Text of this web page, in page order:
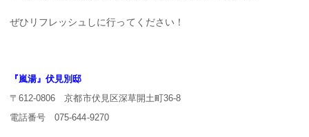
ぜひリフレッシュしに行ってください！
『嵐湯』伏見別邸
〒612-0806 京都市伏見区深草開土町36-8
電話番号 075-644-9270